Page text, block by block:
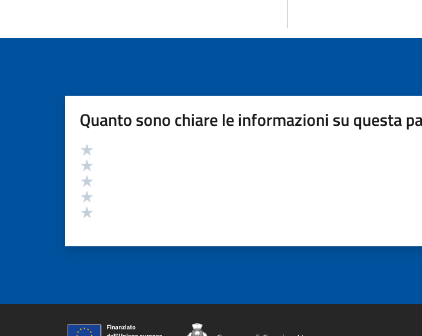
Quanto sono chiare le informazioni su questa
Valutazione